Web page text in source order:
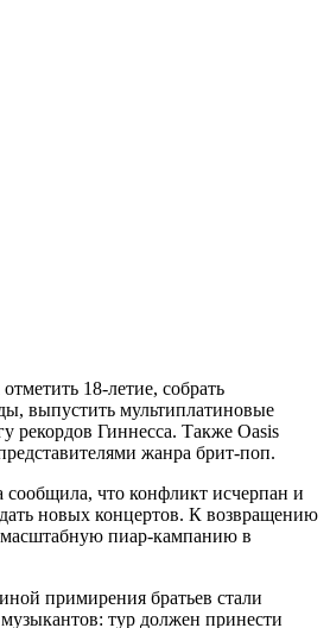
18-летие, собрать
выпустить мультиплатиновые
рекордов Гиннесса. Также Oasis
жанра брит-поп.
сообщила, что конфликт исчерпан и
новых концертов. К возвращению
пиар-кампанию в
примирения братьев стали
тур должен принести